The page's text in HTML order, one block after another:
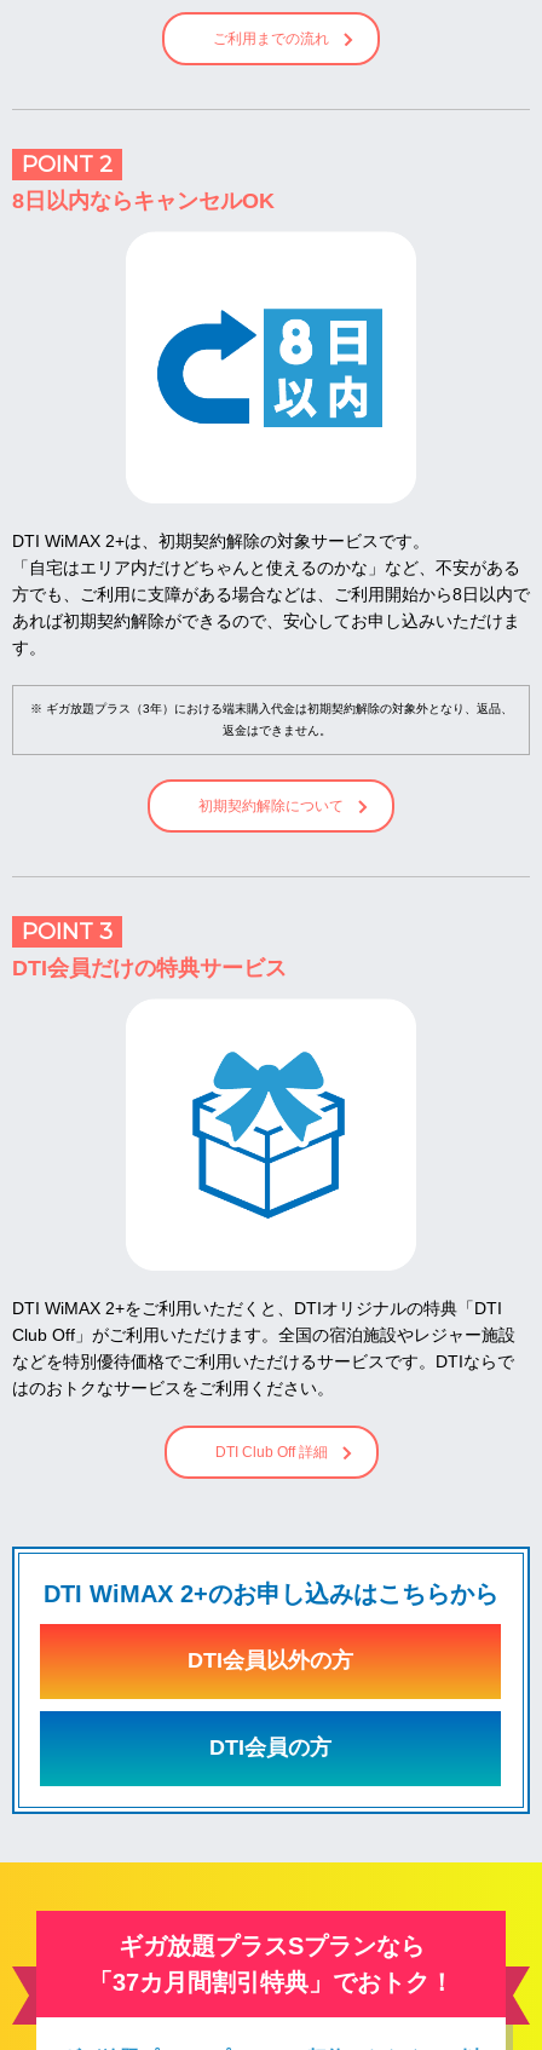
ご利用までの流れ
POINT 2
8日以内ならキャンセルOK
DTI WiMAX 2+は、初期契約解除の対象サービスです。
「自宅はエリア内だけどちゃんと使えるのかな」など、不安がある
方でも、ご利用に支障がある場合などは、ご利用開始から8日以内で
あれば初期契約解除ができるので、安心してお申し込みいただけま
す。
※ ギガ放題プラス（3年）における端末購入代金は初期契約解除の対象外となり、返品、
返金はできません。
初期契約解除について
POINT 3
DTI会員だけの特典サービス
DTI WiMAX 2+をご利用いただくと、DTIオリジナルの特典「DTI
Club Off」がご利用いただけます。全国の宿泊施設やレジャー施設
などを特別優待価格でご利用いただけるサービスです。DTIならで
はのおトクなサービスをご利用ください。
DTI Club Off 詳細
DTI WiMAX 2+のお申し込みはこちらから
DTI会員以外の方
DTI会員の方
ギガ放題プラスSプランなら
「37カ月間割引特典」でおトク！